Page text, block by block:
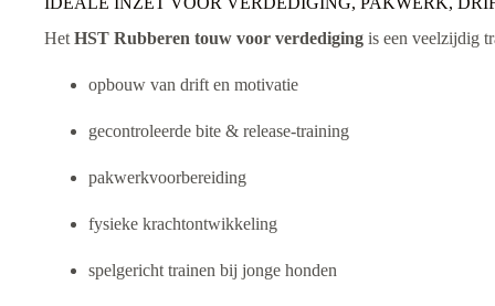
Het HST Rubberen touw voor verdediging is een veelzijdig
opbouw van drift en motivatie
gecontroleerde bite & release-training
pakwerkvoorbereiding
fysieke krachtontwikkeling
spelgericht trainen bij jonge honden